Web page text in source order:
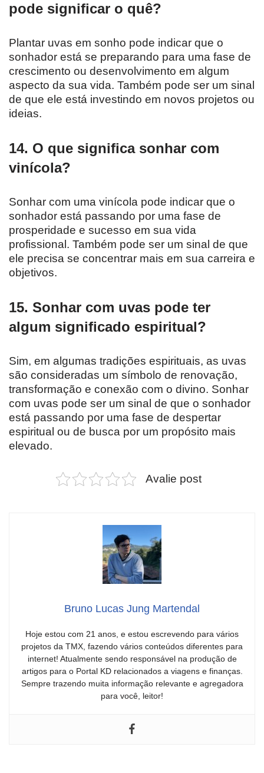
pode significar o quê?
Plantar uvas em sonho pode indicar que o
sonhador está se preparando para uma fase de
crescimento ou desenvolvimento em algum
aspecto da sua vida. Também pode ser um sinal
de que ele está investindo em novos projetos ou
ideias.
14. O que significa sonhar com
vinícola?
Sonhar com uma vinícola pode indicar que o
sonhador está passando por uma fase de
prosperidade e sucesso em sua vida
profissional. Também pode ser um sinal de que
ele precisa se concentrar mais em sua carreira e
objetivos.
15. Sonhar com uvas pode ter
algum significado espiritual?
Sim, em algumas tradições espirituais, as uvas
são consideradas um símbolo de renovação,
transformação e conexão com o divino. Sonhar
com uvas pode ser um sinal de que o sonhador
está passando por uma fase de despertar
espiritual ou de busca por um propósito mais
elevado.
Avalie post
Bruno Lucas Jung Martendal
Hoje estou com 21 anos, e estou escrevendo para vários
projetos da TMX, fazendo vários conteúdos diferentes para
internet! Atualmente sendo responsável na produção de
artigos para o Portal KD relacionados a viagens e finanças.
Sempre trazendo muita informação relevante e agregadora
para você, leitor!